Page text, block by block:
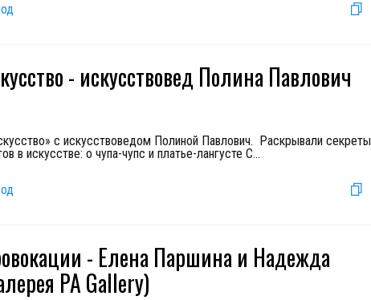
- искусствовед Полина Павлович
с искусствоведом Полиной Павлович. Раскрывали секреты
в искусстве: о чупа-чупс и платье-лангусте С...
- Елена Паршина и Надежда
PA Gallery)